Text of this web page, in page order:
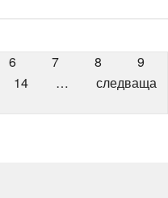
6 7 8
9
14 …
следваща